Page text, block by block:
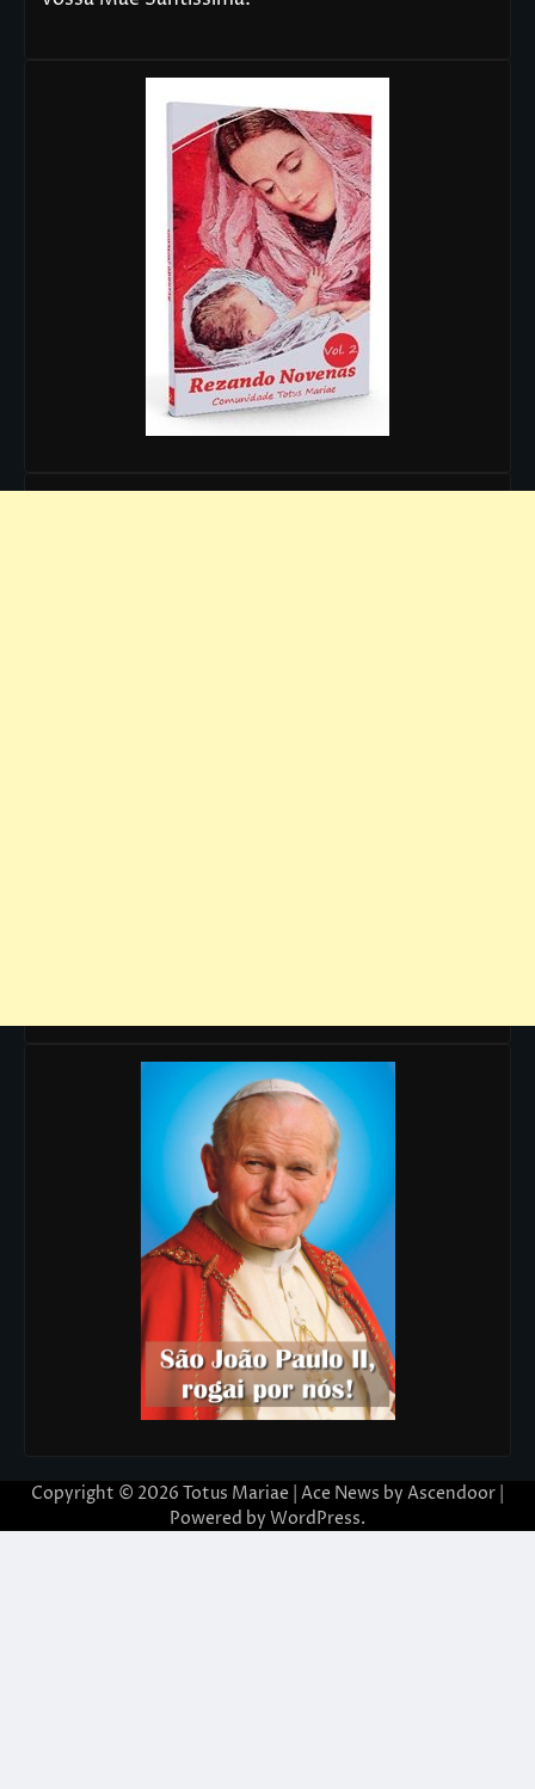
Copyright © 2026 Totus Mariae | Ace News by Ascendoor
Powered by WordPress.